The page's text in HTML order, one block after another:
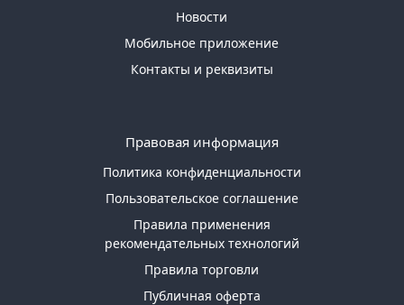
Новости
Мобильное приложение
Контакты и реквизиты
Правовая информация
Политика конфиденциальности
Пользовательское соглашение
Правила применения
рекомендательных технологий
Правила торговли
Публичная оферта